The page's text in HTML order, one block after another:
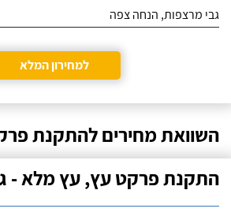
גבי מרצפות, הנחה צפה
למחירון המלא
השוואת מחירים להתקנת
התקנת פרקט עץ, עץ מלא -